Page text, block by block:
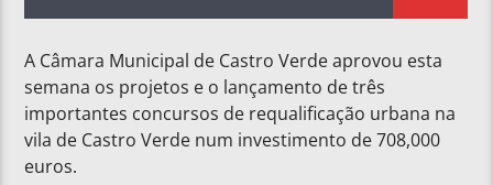
A Câmara Municipal de Castro Verde aprovou esta
semana os projetos e o lançamento de três
importantes concursos de requalificação urbana na
vila de Castro Verde num investimento de 708,000
euros.